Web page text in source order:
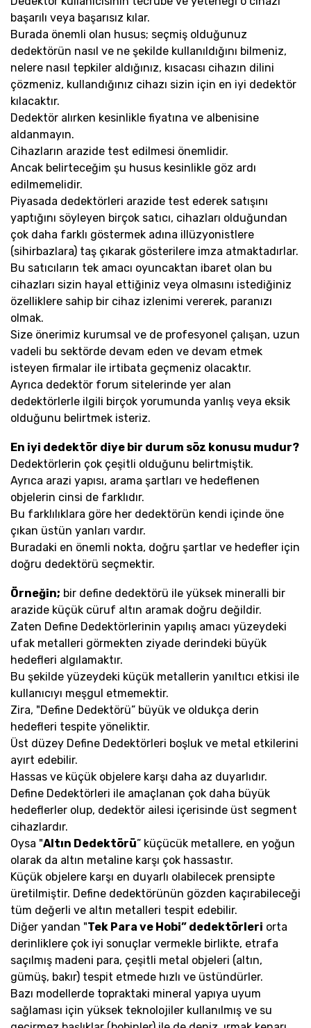
başarılı veya başarısız kılar.
Burada önemli olan husus; seçmiş olduğunuz
dedektörün nasıl ve ne şekilde kullanıldığını bilmeniz,
nelere nasıl tepkiler aldığınız, kısacası cihazın dilini
çözmeniz, kullandığınız cihazı sizin için en iyi dedektör
kılacaktır.
Dedektör alırken kesinlikle fiyatına ve albenisine
aldanmayın.
Cihazların arazide test edilmesi önemlidir.
Ancak belirteceğim şu husus kesinlikle göz ardı
edilmemelidir.
Piyasada dedektörleri arazide test ederek satışını
yaptığını söyleyen birçok satıcı, cihazları olduğundan
çok daha farklı göstermek adına illüzyonistlere
(sihirbazlara) taş çıkarak gösterilere imza atmaktadırlar.
Bu satıcıların tek amacı oyuncaktan ibaret olan bu
cihazları sizin hayal ettiğiniz veya olmasını istediğiniz
özelliklere sahip bir cihaz izlenimi vererek, paranızı
olmak.
Size önerimiz kurumsal ve de profesyonel çalışan, uzun
vadeli bu sektörde devam eden ve devam etmek
isteyen firmalar ile irtibata geçmeniz olacaktır.
Ayrıca dedektör forum sitelerinde yer alan
dedektörlerle ilgili birçok yorumunda yanlış veya eksik
olduğunu belirtmek isteriz.
En iyi dedektör diye bir durum söz konusu mudur?
Dedektörlerin çok çeşitli olduğunu belirtmiştik.
Ayrıca arazi yapısı, arama şartları ve hedeflenen
objelerin cinsi de farklıdır.
Bu farklılıklara göre her dedektörün kendi içinde öne
çıkan üstün yanları vardır.
Buradaki en önemli nokta, doğru şartlar ve hedefler için
doğru dedektörü seçmektir.
Örneğin; bir define dedektörü ile yüksek mineralli bir
arazide küçük cüruf altın aramak doğru değildir.
Zaten Define Dedektörlerinin yapılış amacı yüzeydeki
ufak metalleri görmekten ziyade derindeki büyük
hedefleri algılamaktır.
Bu şekilde yüzeydeki küçük metallerin yanıltıcı etkisi ile
kullanıcıyı meşgul etmemektir.
Zira, "Define Dedektörü” büyük ve oldukça derin
hedefleri tespite yöneliktir.
Üst düzey Define Dedektörleri boşluk ve metal etkilerini
ayırt edebilir.
Hassas ve küçük objelere karşı daha az duyarlıdır.
Define Dedektörleri ile amaçlanan çok daha büyük
hedeflerler olup, dedektör ailesi içerisinde üst segment
cihazlardır.
Oysa "Altın Dedektörü” küçücük metallere, en yoğun
olarak da altın metaline karşı çok hassastır.
Küçük objelere karşı en duyarlı olabilecek prensipte
üretilmiştir. Define dedektörünün gözden kaçırabileceği
tüm değerli ve altın metalleri tespit edebilir.
Diğer yandan "Tek Para ve Hobi” dedektörleri orta
derinliklere çok iyi sonuçlar vermekle birlikte, etrafa
saçılmış madeni para, çeşitli metal objeleri (altın,
gümüş, bakır) tespit etmede hızlı ve üstündürler.
Bazı modellerde topraktaki mineral yapıya uyum
sağlaması için yüksek teknolojiler kullanılmış ve su